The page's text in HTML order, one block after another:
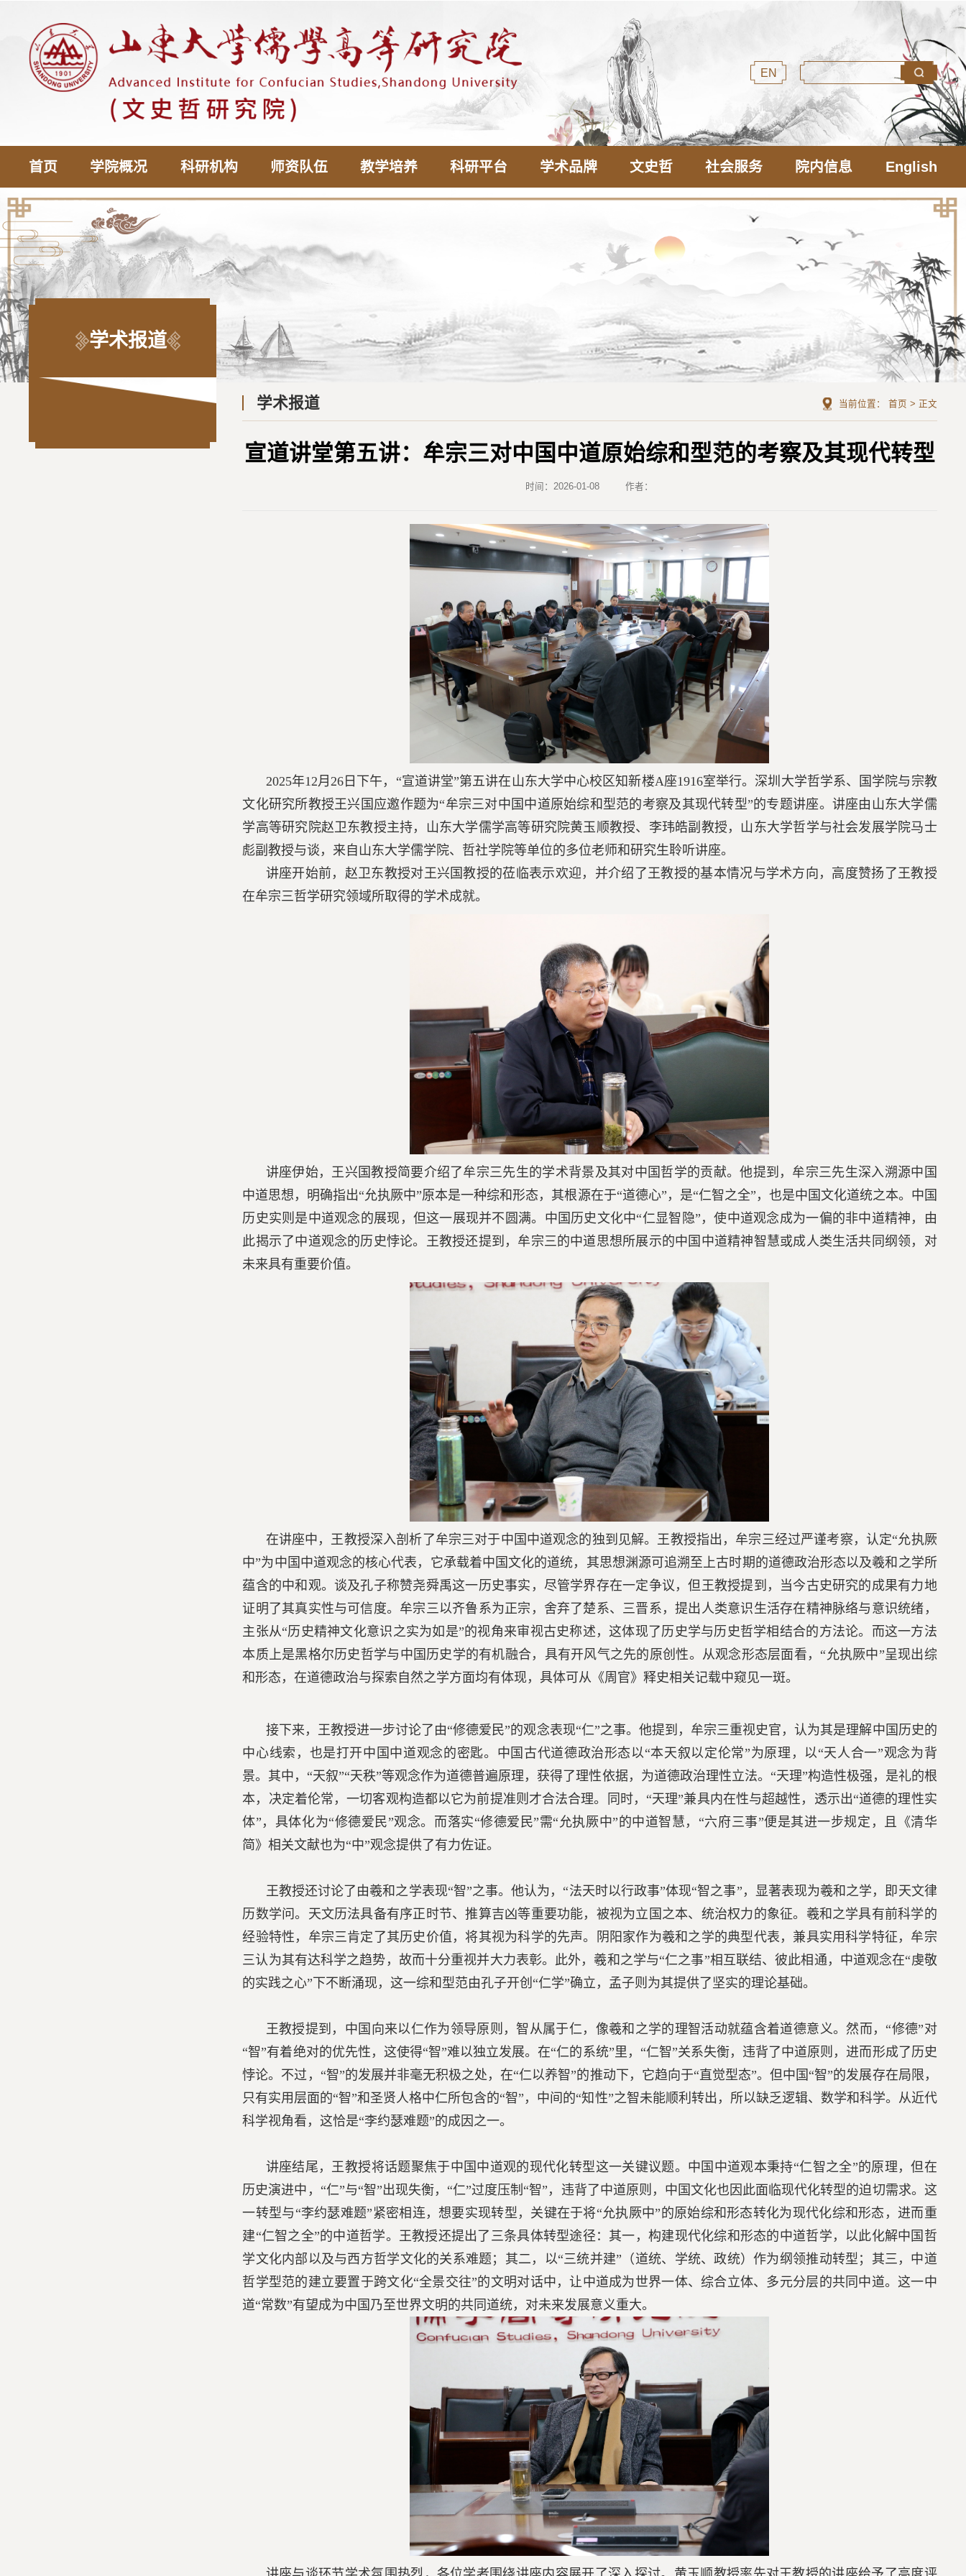
EN
首页 学院概况 科研机构 师资队伍 教学培养 科研平台 学术品牌 文史哲 社会服务 院内信息 English
学术报道
学术报道 当前位置： 首页 > 正文
宣道讲堂第五讲：牟宗三对中国中道原始综和型范的考察及其现代转型
时间：2026-01-08 作者：
2025年12月26日下午，“宣道讲堂”第五讲在山东大学中心校区知新楼A座1916室举行。深圳大学哲学系、国学院与宗教
文化研究所教授王兴国应邀作题为“牟宗三对中国中道原始综和型范的考察及其现代转型”的专题讲座。讲座由山东大学儒
学高等研究院赵卫东教授主持，山东大学儒学高等研究院黄玉顺教授、李玮皓副教授，山东大学哲学与社会发展学院马士
彪副教授与谈，来自山东大学儒学院、哲社学院等单位的多位老师和研究生聆听讲座。
讲座开始前，赵卫东教授对王兴国教授的莅临表示欢迎，并介绍了王教授的基本情况与学术方向，高度赞扬了王教授
在牟宗三哲学研究领域所取得的学术成就。
讲座伊始，王兴国教授简要介绍了牟宗三先生的学术背景及其对中国哲学的贡献。他提到，牟宗三先生深入溯源中国
中道思想，明确指出“允执厥中”原本是一种综和形态，其根源在于“道德心”，是“仁智之全”，也是中国文化道统之本。中国
历史实则是中道观念的展现，但这一展现并不圆满。中国历史文化中“仁显智隐”，使中道观念成为一偏的非中道精神，由
此揭示了中道观念的历史悖论。王教授还提到，牟宗三的中道思想所展示的中国中道精神智慧或成人类生活共同纲领，对
未来具有重要价值。
在讲座中，王教授深入剖析了牟宗三对于中国中道观念的独到见解。王教授指出，牟宗三经过严谨考察，认定“允执厥
中”为中国中道观念的核心代表，它承载着中国文化的道统，其思想渊源可追溯至上古时期的道德政治形态以及羲和之学所
蕴含的中和观。谈及孔子称赞尧舜禹这一历史事实，尽管学界存在一定争议，但王教授提到，当今古史研究的成果有力地
证明了其真实性与可信度。牟宗三以齐鲁系为正宗，舍弃了楚系、三晋系，提出人类意识生活存在精神脉络与意识统绪，
主张从“历史精神文化意识之实为如是”的视角来审视古史称述，这体现了历史学与历史哲学相结合的方法论。而这一方法
本质上是黑格尔历史哲学与中国历史学的有机融合，具有开风气之先的原创性。从观念形态层面看，“允执厥中”呈现出综
和形态，在道德政治与探索自然之学方面均有体现，具体可从《周官》释史相关记载中窥见一斑。
接下来，王教授进一步讨论了由“修德爱民”的观念表现“仁”之事。他提到，牟宗三重视史官，认为其是理解中国历史的
中心线索，也是打开中国中道观念的密匙。中国古代道德政治形态以“本天叙以定伦常”为原理，以“天人合一”观念为背
景。其中，“天叙”“天秩”等观念作为道德普遍原理，获得了理性依据，为道德政治理性立法。“天理”构造性极强，是礼的根
本，决定着伦常，一切客观构造都以它为前提准则才合法合理。同时，“天理”兼具内在性与超越性，透示出“道德的理性实
体”，具体化为“修德爱民”观念。而落实“修德爱民”需“允执厥中”的中道智慧，“六府三事”便是其进一步规定，且《清华
简》相关文献也为“中”观念提供了有力佐证。
王教授还讨论了由羲和之学表现“智”之事。他认为，“法天时以行政事”体现“智之事”，显著表现为羲和之学，即天文律
历数学问。天文历法具备有序正时节、推算吉凶等重要功能，被视为立国之本、统治权力的象征。羲和之学具有前科学的
经验特性，牟宗三肯定了其历史价值，将其视为科学的先声。阴阳家作为羲和之学的典型代表，兼具实用科学特征，牟宗
三认为其有达科学之趋势，故而十分重视并大力表彰。此外，羲和之学与“仁之事”相互联结、彼此相通，中道观念在“虔敬
的实践之心”下不断涌现，这一综和型范由孔子开创“仁学”确立，孟子则为其提供了坚实的理论基础。
王教授提到，中国向来以仁作为领导原则，智从属于仁，像羲和之学的理智活动就蕴含着道德意义。然而，“修德”对
“智”有着绝对的优先性，这使得“智”难以独立发展。在“仁的系统”里，“仁智”关系失衡，违背了中道原则，进而形成了历史
悖论。不过，“智”的发展并非毫无积极之处，在“仁以养智”的推动下，它趋向于“直觉型态”。但中国“智”的发展存在局限，
只有实用层面的“智”和圣贤人格中仁所包含的“智”，中间的“知性”之智未能顺利转出，所以缺乏逻辑、数学和科学。从近代
科学视角看，这恰是“李约瑟难题”的成因之一。
讲座结尾，王教授将话题聚焦于中国中道观的现代化转型这一关键议题。中国中道观本秉持“仁智之全”的原理，但在
历史演进中，“仁”与“智”出现失衡，“仁”过度压制“智”，违背了中道原则，中国文化也因此面临现代化转型的迫切需求。这
一转型与“李约瑟难题”紧密相连，想要实现转型，关键在于将“允执厥中”的原始综和形态转化为现代化综和形态，进而重
建“仁智之全”的中道哲学。王教授还提出了三条具体转型途径：其一，构建现代化综和形态的中道哲学，以此化解中国哲
学文化内部以及与西方哲学文化的关系难题；其二，以“三统并建”（道统、学统、政统）作为纲领推动转型；其三，中道
哲学型范的建立要置于跨文化“全景交往”的文明对话中，让中道成为世界一体、综合立体、多元分层的共同中道。这一中
道“常数”有望成为中国乃至世界文明的共同道统，对未来发展意义重大。